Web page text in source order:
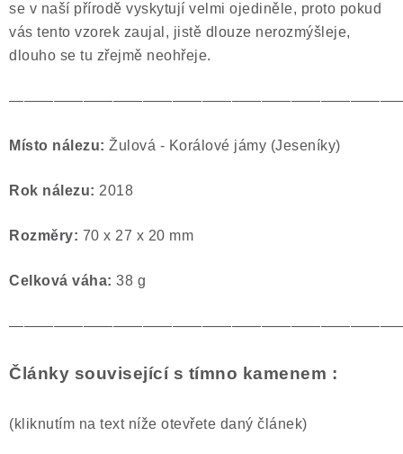
se v naší přírodě vyskytují velmi ojediněle, proto pokud
vás tento vzorek zaujal, jistě dlouze nerozmýšleje,
dlouho se tu zřejmě neohřeje.
Místo nálezu: Žulová - Korálové jámy (Jeseníky)
Rok nálezu: 2018
Rozměry: 70 x 27 x 20 mm
Celková váha: 38 g
Články související s tímno kamenem :
(kliknutím na text níže otevřete daný článek)